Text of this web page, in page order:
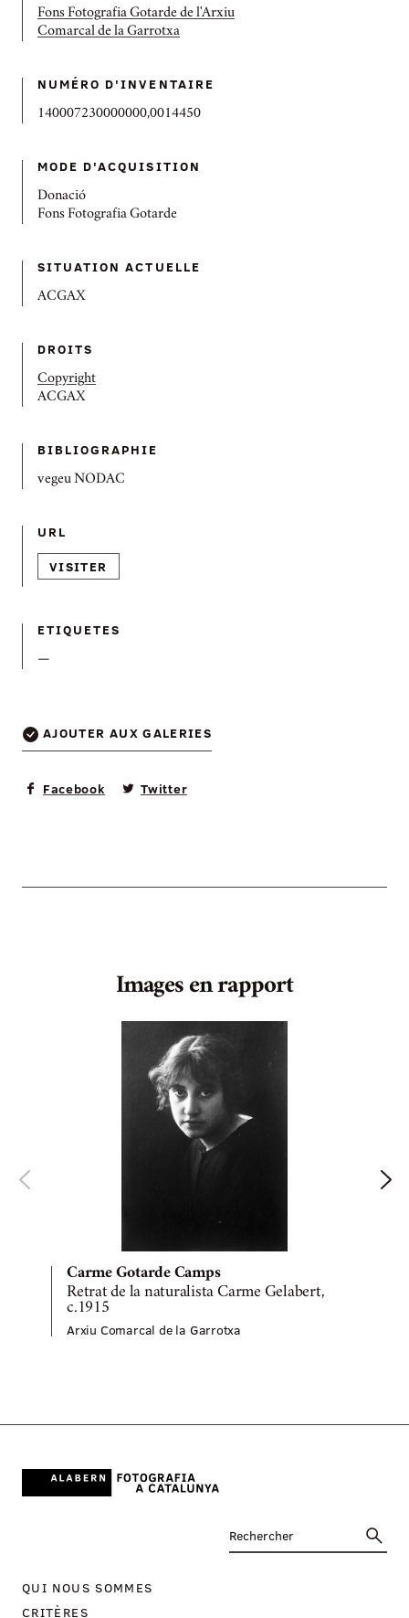
Fons Fotografia Gotarde de l'Arxiu
Comarcal de la Garrotxa
NUMÉRO D'INVENTAIRE
140007230000000,0014450
MODE D'ACQUISITION
Donació
Fons Fotografia Gotarde
SITUATION ACTUELLE
ACGAX
DROITS
Copyright
ACGAX
BIBLIOGRAPHIE
vegeu NODAC
URL
VISITER
ETIQUETES
—
AJOUTER AUX GALERIES
Facebook Twitter
Images en rapport
Carme Gotarde Camps
Retrat de la naturalista Carme Gelabert,
c.1915
Arxiu Comarcal de la Garrotxa
QUI NOUS SOMMES
CRITÈRES